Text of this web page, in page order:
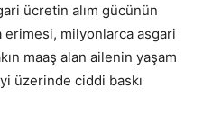
ücretin alım gücünün
erimesi, milyonlarca asgari
maaş alan ailenin yaşam
üzerinde ciddi baskı